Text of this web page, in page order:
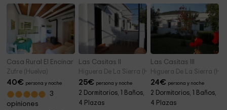
Casa Rural El Encinar
Zufre (Huelva)
40€ persona y noche
3
opiniones
Las Casitas II
Higuera De La Sierra (Huelva)
25€ persona y noche
2 Dormitorios, 1 Baños,
4 Plazas
Las Casitas III
Higuera De La Sierra
24€ persona y noche
2 Dormitorios, 1 Baños,
4 Plazas